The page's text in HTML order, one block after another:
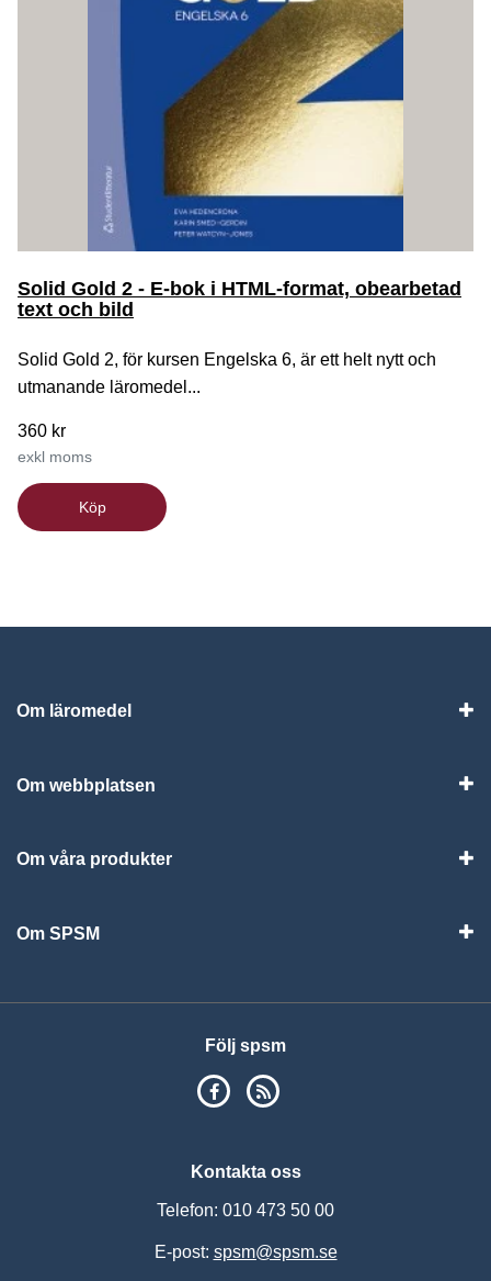
Solid Gold 2 - E-bok i HTML-format, obearbetad
text och bild
Solid Gold 2, för kursen Engelska 6, är ett helt nytt och
utmanande läromedel...
360 kr
exkl moms
Köp
Om läromedel
Om webbplatsen
Om våra produkter
Om SPSM
Följ spsm
SPSM på Facebook
Kontakta oss
Telefon: 010 473 50 00
E-post: spsm@spsm.se